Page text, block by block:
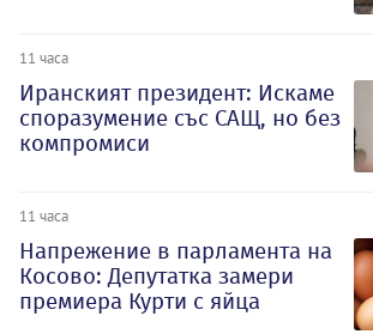
11 часа
Иранският президент: Искаме
споразумение със САЩ, но без
компромиси
11 часа
Напрежение в парламента на
Косово: Депутатка замери
премиера Курти с яйца